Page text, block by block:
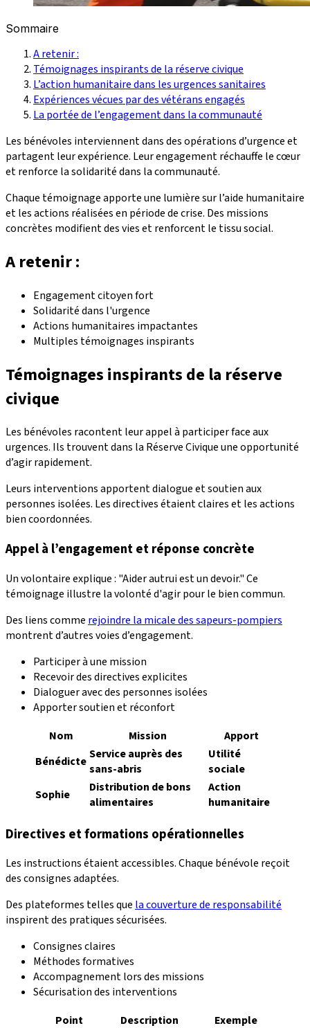
Sommaire
A retenir :
Témoignages inspirants de la réserve civique
L’action humanitaire dans les urgences sanitaires
Expériences vécues par des vétérans engagés
La portée de l’engagement dans la communauté
Les bénévoles interviennent dans des opérations d’urgence et
partagent leur expérience. Leur engagement réchauffe le cœur
et renforce la solidarité dans la communauté.
Chaque témoignage apporte une lumière sur l’aide humanitaire
et les actions réalisées en période de crise. Des missions
concrètes modifient des vies et renforcent le tissu social.
A retenir :
Engagement citoyen fort
Solidarité dans l'urgence
Actions humanitaires impactantes
Multiples témoignages inspirants
Témoignages inspirants de la réserve
civique
Les bénévoles racontent leur appel à participer face aux
urgences. Ils trouvent dans la Réserve Civique une opportunité
d’agir rapidement.
Leurs interventions apportent dialogue et soutien aux
personnes isolées. Les directives étaient claires et les actions
bien coordonnées.
Appel à l’engagement et réponse concrète
Un volontaire explique : "Aider autrui est un devoir." Ce
témoignage illustre la volonté d'agir pour le bien commun.
Des liens comme rejoindre la micale des sapeurs-pompiers
montrent d’autres voies d’engagement.
Participer à une mission
Recevoir des directives explicites
Dialoguer avec des personnes isolées
Apporter soutien et réconfort
Nom
Mission
Apport
BénédicteService auprès des
sans-abris
Utilité
sociale
Sophie
Distribution de bons
alimentaires
Action
humanitaire
Directives et formations opérationnelles
Les instructions étaient accessibles. Chaque bénévole reçoit
des consignes adaptées.
Des plateformes telles que la couverture de responsabilité
inspirent des pratiques sécurisées.
Consignes claires
Méthodes formatives
Accompagnement lors des missions
Sécurisation des interventions
Point
Description Exemple